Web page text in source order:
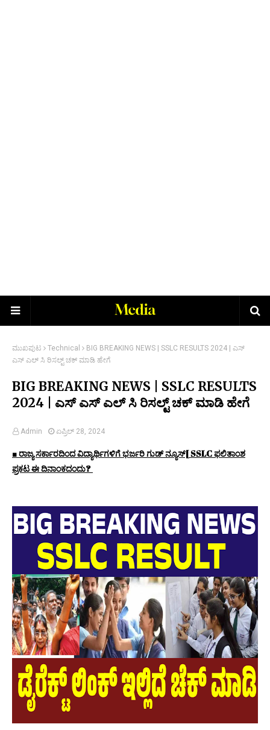
ಮುಖಪುಟ Technical
BIG BREAKING NEWS | SSLC RESULTS 2024 | ಎಸ್
ಎಸ್ ಎಲ್ ಸಿ ರಿಸಲ್ಟ್ ಚಕ್ ಮಾಡಿ ಹೇಗೆ
BIG BREAKING NEWS | SSLC RESULTS
2024 | ಎಸ್ ಎಸ್ ಎಲ್ ಸಿ ರಿಸಲ್ಟ್ ಚಕ್ ಮಾಡಿ ಹೇಗೆ
Admin ಏಪ್ರಿಲ್ 28, 2024
■ರಾಜ್ಯ ಸರ್ಕಾರದಿಂದ ವಿದ್ಯಾರ್ಥಿಗಳಿಗೆ ಭರ್ಜರಿ ಗುಡ್ ನ್ಯೂಸ್[SSLC ಫಲಿತಾಂಶ
ಪ್ರಕಟ ಈ ದಿನಾಂಕದಂದು?